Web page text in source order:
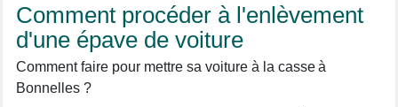
Comment procéder à l'enlèvement
d'une épave de voiture
Comment faire pour mettre sa voiture à la casse à
Bonnelles ?